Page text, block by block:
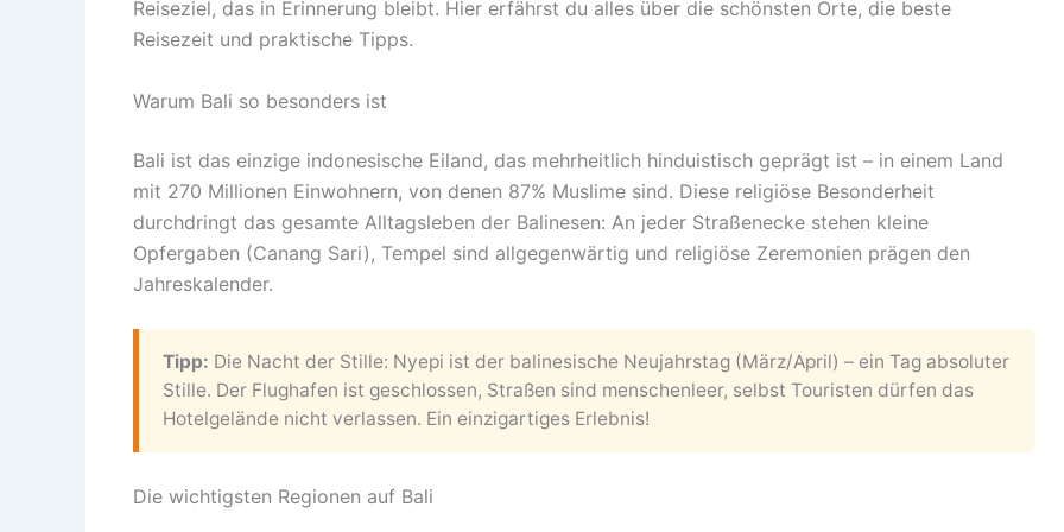
Reiseziel, das in Erinnerung bleibt. Hier erfährst du alles über die schönsten Orte, die beste
Reisezeit und praktische Tipps.
Warum Bali so besonders ist
Bali ist das einzige indonesische Eiland, das mehrheitlich hinduistisch geprägt ist – in einem Land
mit 270 Millionen Einwohnern, von denen 87% Muslime sind. Diese religiöse Besonderheit
durchdringt das gesamte Alltagsleben der Balinesen: An jeder Straßenecke stehen kleine
Opfergaben (Canang Sari), Tempel sind allgegenwärtig und religiöse Zeremonien prägen den
Jahreskalender.
Tipp: Die Nacht der Stille: Nyepi ist der balinesische Neujahrstag (März/April) – ein Tag absoluter
Stille. Der Flughafen ist geschlossen, Straßen sind menschenleer, selbst Touristen dürfen das
Hotelgelände nicht verlassen. Ein einzigartiges Erlebnis!
Die wichtigsten Regionen auf Bali